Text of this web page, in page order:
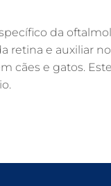
CLÍNICA
da
retina e auxiliar
cães e gatos.